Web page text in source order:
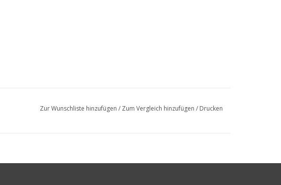
Zur Wunschliste hinzufügen / Zum Vergleich hinzufügen / Drucken